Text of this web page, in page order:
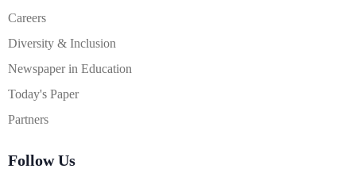
Careers
Diversity & Inclusion
Newspaper in Education
Today's Paper
Partners
Follow Us